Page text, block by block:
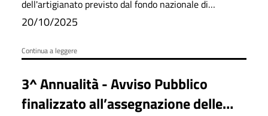
nazionale di sostegno alle attività
commerciali in attuazione del dpcm
del 24 settembre 2020
dell'artigianato previsto dal fondo nazionale di
sostegno alle attivita' economiche artigianali e
commerciali in attuazione del dpcm del 24 settembre
20/10/2025
Continua a leggere
3^ Annualità - Avviso Pubblico
finalizzato all’assegnazione delle